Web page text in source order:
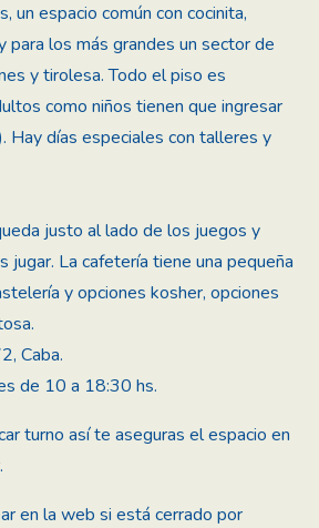
un espacio común con cocinita,
para los más grandes un sector de
y tirolesa. Todo el piso es
como niños tienen que ingresar
Hay días especiales con talleres y
justo al lado de los juegos y
jugar. La cafetería tiene una pequeña
y opciones kosher, opciones
Caba.
de 10 a 18:30 hs.
turno así te aseguras el espacio en
.
en la web si está cerrado por